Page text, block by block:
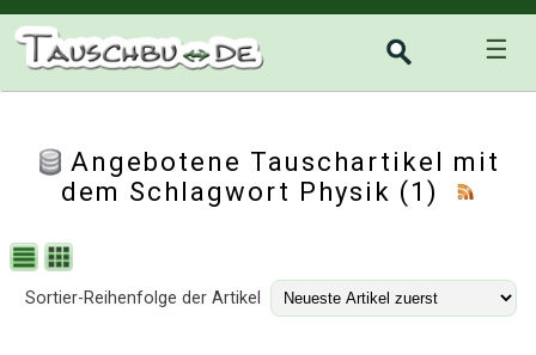
☰
Angebotene Tauschartikel mit
dem Schlagwort Physik (1)
Sortier-Reihenfolge der Artikel